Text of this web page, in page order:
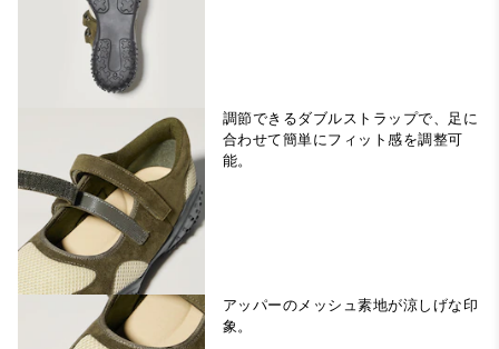
調節できるダブルストラップで、足に
合わせて簡単にフィット感を調整可
能。
アッパーのメッシュ素地が涼しげな印
象。